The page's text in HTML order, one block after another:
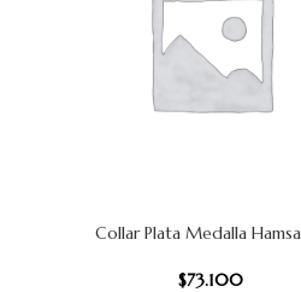
AÑADIR AL CARRITO
Collar Plata Medalla
$73.100